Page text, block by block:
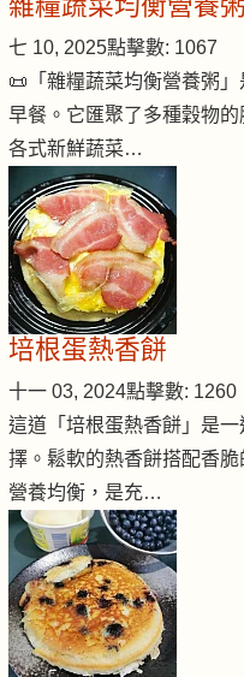
七 10, 2025點擊數: 1067
📜「雜糧蔬菜均衡營養粥
早餐。它匯聚了多種穀物
各式新鮮蔬菜…
培根蛋熱香餅
十一 03, 2024點擊數: 1260
這道「培根蛋熱香餅」是
擇。鬆軟的熱香餅搭配香
營養均衡，是充…